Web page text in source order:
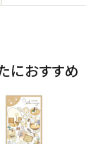
におすすめ